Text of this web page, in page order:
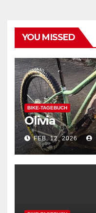
YOU MISSED
BIKE-TAGEBUCH
Olivia
FEB. 12, 2026